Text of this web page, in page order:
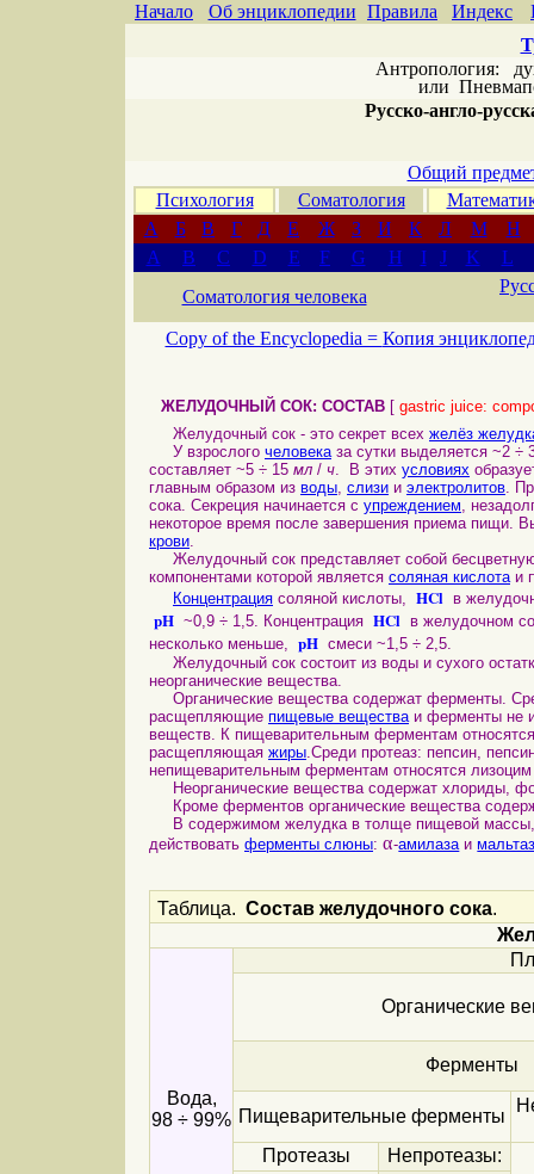
Начало Об энциклопедии Правила Индекс
Антропология:
или
Русско-англо-
Общий
Психология
Соматология
А
Б В Г Д Е Ж З И К Л М
Н
A
B C D E F G H I J K
L
Соматология человека
Copy of the Encyclopedia = Копия
ЖЕЛУДОЧНЫЙ СОК: СОСТАВ [ gastric juice:
Желудочный сок - это секрет всех желёз
У взрослого человеказа сутки выделяется ~2 ÷
составляет ~5 ÷ 15 мл / ч. В этих условиях
главным образом из воды, слизи и электролитов.
сока. Секреция начинается с упреждением,
некоторое время после завершения приема пищи.
крови.
Желудочный сок представляет собой
компонентами которой является соляная кислотаи
Концентрация соляной кислоты, HCl в
pH ~0,9 ÷ 1,5. Концентрация HCl в желудочном
несколько меньше, pH смеси ~1,5 ÷ 2,5.
Желудочный сок состоит из воды и сухого
неорганические вещества.
Органические вещества содержат ферменты.
расщепляющие пищевые веществаи ферменты не
веществ. К пищеварительным ферментам
расщепляющая жиры.Среди протеаз: пепсин,
непищеварительным ферментам относятся
Неорганические вещества содержат хлориды,
Кроме ферментов органические вещества
В содержимом желудка в толще пищевой массы,
действовать ферменты слюны: α-амилазаи
Таблица. Состав желудочного сока.
Вода,
98 ÷ 99%
Органические
Ферменты
Пищеварительные ферменты
Протеазы
Непротеазы: